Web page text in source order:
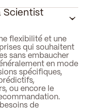
Scientist
flexibilité et une
qui souhaitent
sans embaucher
en mode
spécifiques,
ou encore le
de